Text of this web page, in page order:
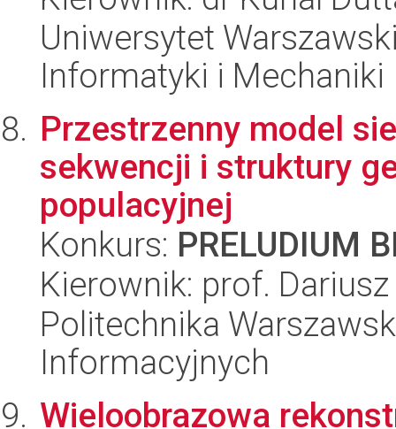
Uniwersytet
Informatyki i Mechaniki
Przestrzenny model
sekwencji i struktury
populacyjnej
Konkurs: PRELUDIUM
Kierownik: prof.
Politechnika
Informacyjnych
Wieloobrazowa